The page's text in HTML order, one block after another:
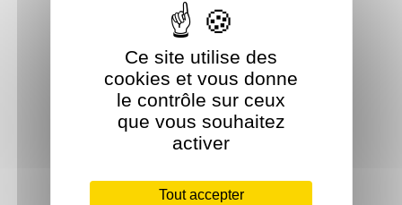
Ce site utilise des
cookies et vous donne
le contrôle sur ceux
que vous souhaitez
activer
Tout accepter